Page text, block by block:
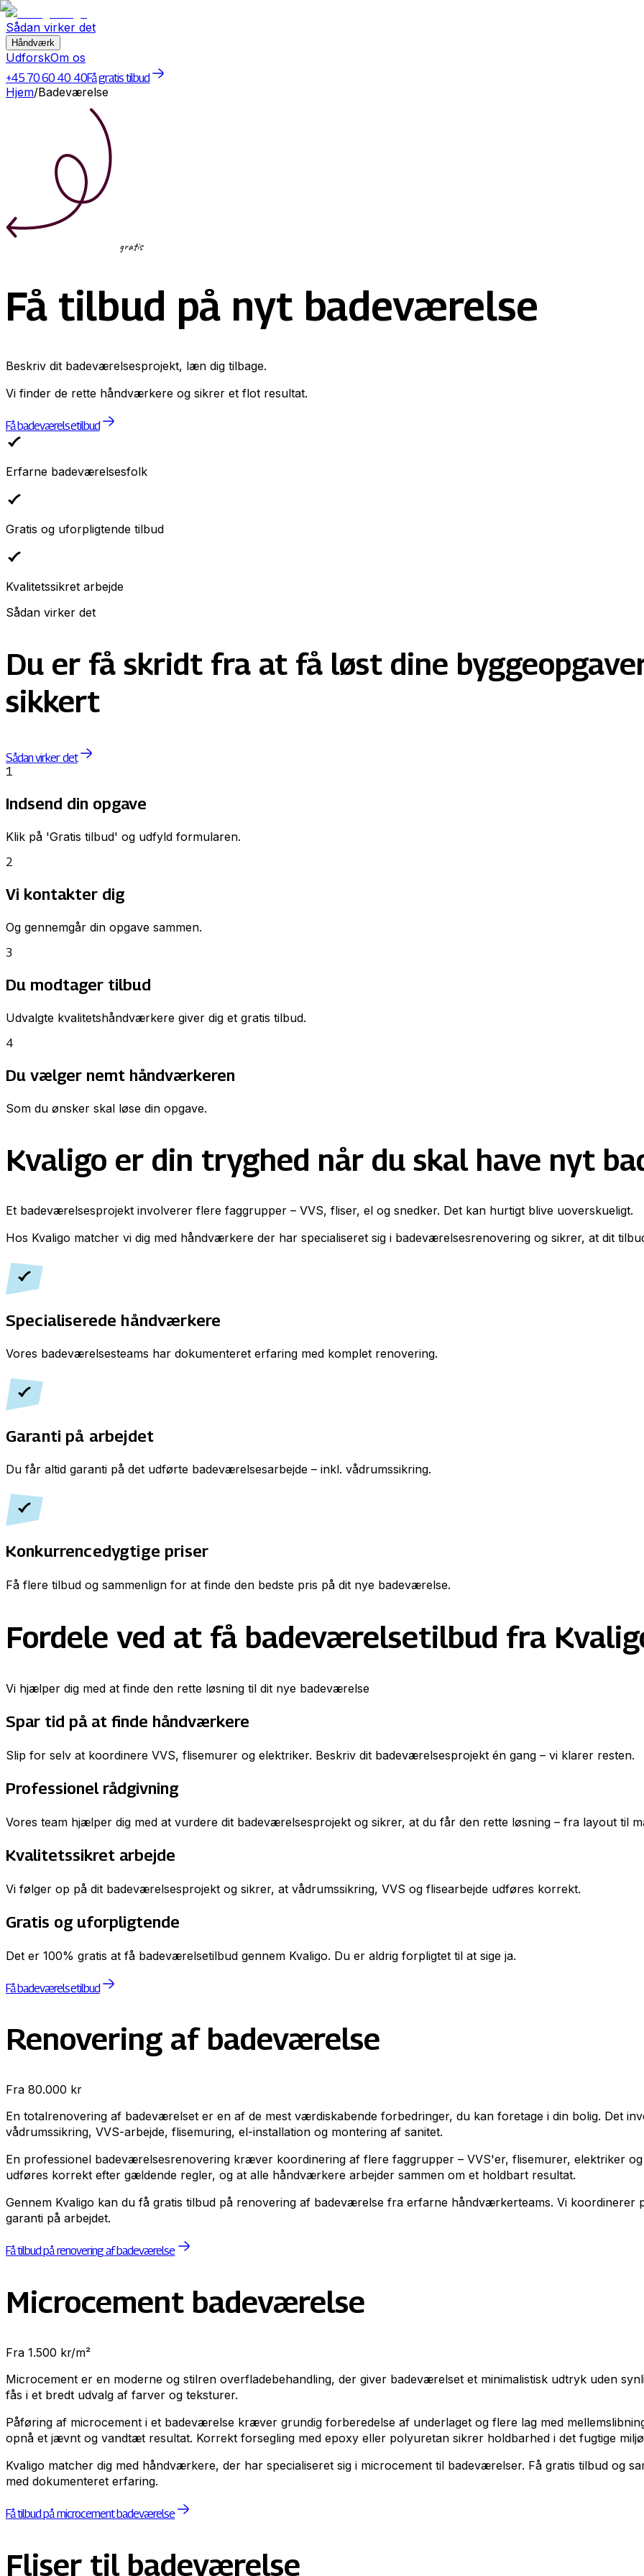
Sådan virker det
Håndværk
UdforskOm os
+45 70 60 40 40Få gratis tilbud
Hjem/Badeværelse
gratis
Få tilbud på nyt badeværelse
Beskriv dit badeværelsesprojekt, læn dig tilbage.
Vi finder de rette håndværkere og sikrer et flot resultat.
Få badeværelsetilbud
Erfarne badeværelsesfolk
Gratis og uforpligtende tilbud
Kvalitetssikret arbejde
Sådan virker det
Du er få skridt fra at få løst dine
sikkert
Sådan virker det
1
Indsend din opgave
Klik på 'Gratis tilbud' og udfyld formularen.
2
Vi kontakter dig
Og gennemgår din opgave sammen.
3
Du modtager tilbud
Udvalgte kvalitetshåndværkere giver dig et gratis tilbud.
4
Du vælger nemt håndværkeren
Som du ønsker skal løse din opgave.
Kvaligo er din tryghed når du skal have nyt
Et badeværelsesprojekt involverer flere faggrupper – VVS, fliser, el og snedker. Det kan hurtigt blive uoverskueligt.
Hos Kvaligo matcher vi dig med håndværkere der har specialiseret sig i badeværelsesrenovering og sikrer, at dit
Specialiserede håndværkere
Vores badeværelsesteams har dokumenteret erfaring med komplet renovering.
Garanti på arbejdet
Du får altid garanti på det udførte badeværelsesarbejde – inkl. vådrumssikring.
Konkurrencedygtige priser
Få flere tilbud og sammenlign for at finde den bedste pris på dit nye badeværelse.
Fordele ved at få badeværelsetilbud fra
Vi hjælper dig med at finde den rette løsning til dit nye badeværelse
Spar tid på at finde håndværkere
Slip for selv at koordinere VVS, flisemurer og elektriker. Beskriv dit badeværelsesprojekt én gang – vi klarer resten.
Professionel rådgivning
Vores team hjælper dig med at vurdere dit badeværelsesprojekt og sikrer, at du får den rette løsning – fra layout til
Kvalitetssikret arbejde
Vi følger op på dit badeværelsesprojekt og sikrer, at vådrumssikring, VVS og flisearbejde udføres korrekt.
Gratis og uforpligtende
Det er 100% gratis at få badeværelsetilbud gennem Kvaligo. Du er aldrig forpligtet til at sige ja.
Få badeværelsetilbud
Renovering af badeværelse
Fra 80.000 kr
En totalrenovering af badeværelset er en af de mest værdiskabende forbedringer, du kan foretage i din bolig. Det
vådrumssikring, VVS-arbejde, flisemuring, el-installation og montering af sanitet.
En professionel badeværelsesrenovering kræver koordinering af flere faggrupper – VVS'er, flisemurer, elektriker
udføres korrekt efter gældende regler, og at alle håndværkere arbejder sammen om et holdbart resultat.
Gennem Kvaligo kan du få gratis tilbud på renovering af badeværelse fra erfarne håndværkerteams. Vi koordinerer
garanti på arbejdet.
Få tilbud på renovering af badeværelse
Microcement badeværelse
Fra 1.500 kr/m²
Microcement er en moderne og stilren overfladebehandling, der giver badeværelset et minimalistisk udtryk uden
fås i et bredt udvalg af farver og teksturer.
Påføring af microcement i et badeværelse kræver grundig forberedelse af underlaget og flere lag med
opnå et jævnt og vandtæt resultat. Korrekt forsegling med epoxy eller polyuretan sikrer holdbarhed i det fugtige
Kvaligo matcher dig med håndværkere, der har specialiseret sig i microcement til badeværelser. Få gratis tilbud og
med dokumenteret erfaring.
Få tilbud på microcement badeværelse
Fliser til badeværelse